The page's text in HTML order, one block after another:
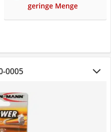
geringe Menge
0005